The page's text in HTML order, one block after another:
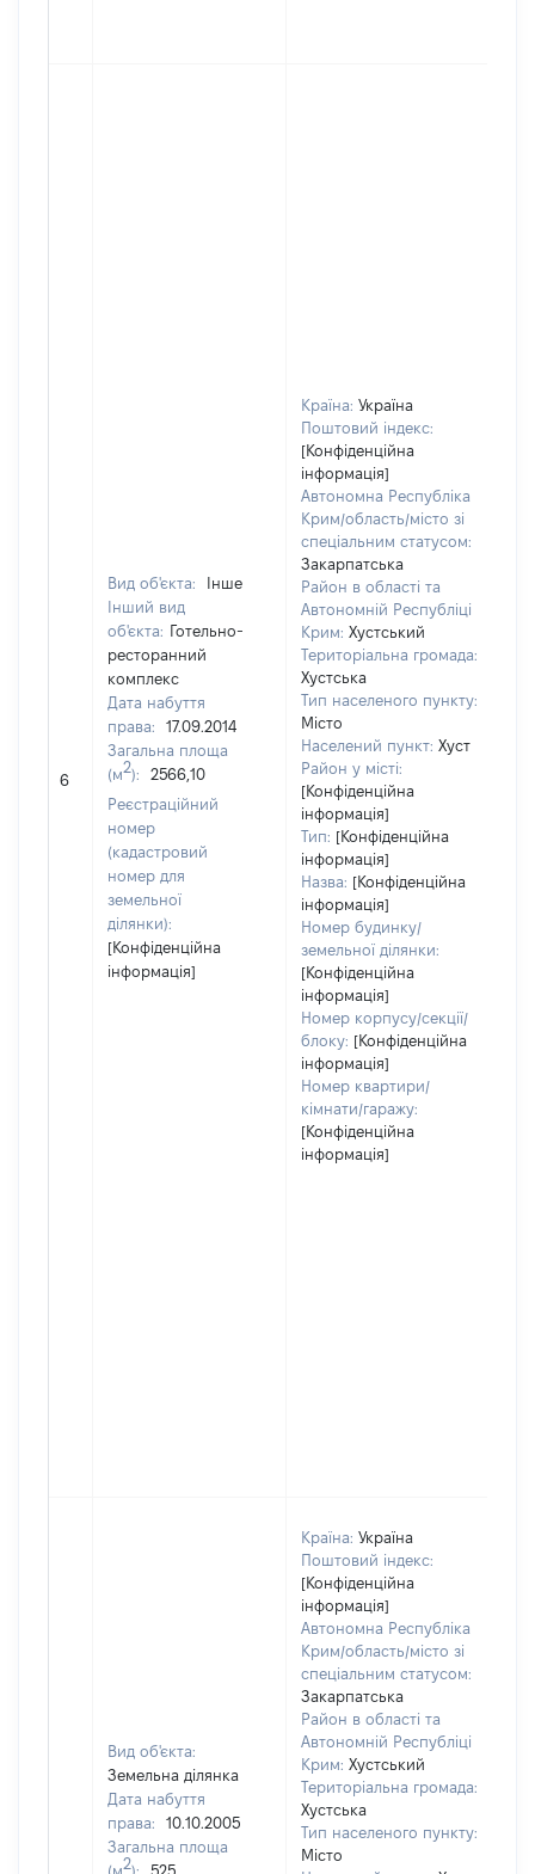
6
Вид об'єкта:
Інше
Інший вид
об'єкта: Готельно-
ресторанний
комплекс
Дата набуття
права:
17.09.2014
Загальна площа
(м2):
2566,10
Реєстраційний
номер
(кадастровий
номер для
земельної
ділянки):
[Конфіденційна
інформація]
Країна: Україна
Поштовий індекс:
[Конфіденційна
інформація]
Автономна Республіка
Крим/область/місто зі
спеціальним статусом:
Закарпатська
Район в області та
Автономній Республіці
Крим: Хустський
Територіальна громада:
Хустська
Тип населеного пункту:
Місто
Населений пункт: Хуст
Район у місті:
[Конфіденційна
інформація]
Тип: [Конфіденційна
інформація]
Назва: [Конфіденційна
інформація]
Номер будинку/
земельної ділянки:
[Конфіденційна
інформація]
Номер корпусу/секції/
блоку: [Конфіденційна
інформація]
Номер квартири/
кімнати/гаражу:
[Конфіденційна
інформація]
Вид об'єкта:
Земельна ділянка
Дата набуття
права:
10.10.2005
Загальна площа
(м2): 525
Країна: Україна
Поштовий індекс:
[Конфіденційна
інформація]
Автономна Республіка
Крим/область/місто зі
спеціальним статусом:
Закарпатська
Район в області та
Автономній Республіці
Крим: Хустський
Територіальна громада:
Хустська
Тип населеного пункту:
Місто